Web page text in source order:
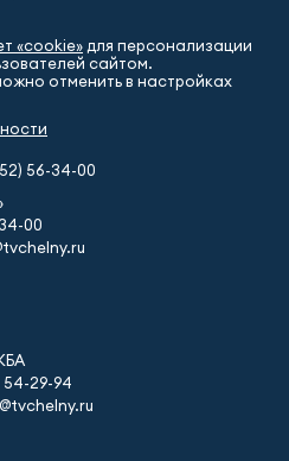
«cookie» для персонализации
сайтом.
отменить в настройках
56-34-00
00
29-94